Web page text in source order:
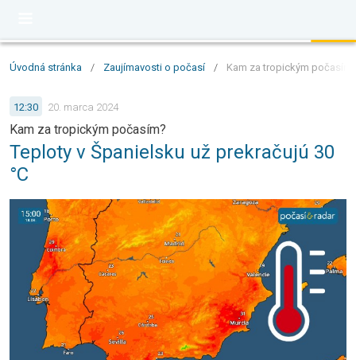
Úvodná stránka / Zaujímavosti o počasí / Kam za tropickým
12:30 20. marca 2024
Kam za tropickým počasím?
Teploty v Španielsku už prekračujú 30
°C